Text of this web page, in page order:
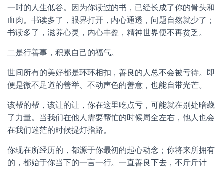
一时的人生低谷。因为你读过的书，已经长成了你的骨头和
血肉。书读多了，眼界打开，内心通透，问题自然就少了；
书读多了，滋养心灵，内心丰盈，精神世界便不再贫乏。
二是行善事，积累自己的福气。
世间所有的美好都是环环相扣，善良的人总不会被亏待。即
便是微不足道的善举、不动声色的善意，也能自带光芒。
该帮的帮，该让的让，你在这里吃点亏，可能就在别处暗藏
了力量。当我们在他人需要帮忙的时候周全左右，他人也会
在我们迷茫的时候提灯指路。
你现在所经历的，都源于你最初的起心动念；你将来所拥有
的，都始于你当下的一言一行。一直善良下去，不斤斤计